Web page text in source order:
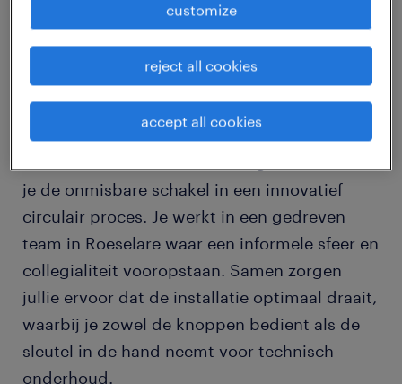
Ben jij een technisch talent dat graag de
handen uit de mouwen steekt om onze
waterwegen schoon te houden en
grondstoffen te hergebruiken?
je de onmisbare schakel in een innovatief
circulair proces. Je werkt in een gedreven
team in Roeselare waar een informele sfeer en
collegialiteit vooropstaan. Samen zorgen
jullie ervoor dat de installatie optimaal draait,
waarbij je zowel de knoppen bedient als de
sleutel in de hand neemt voor technisch
onderhoud.
customize
reject all cookies
accept all cookies